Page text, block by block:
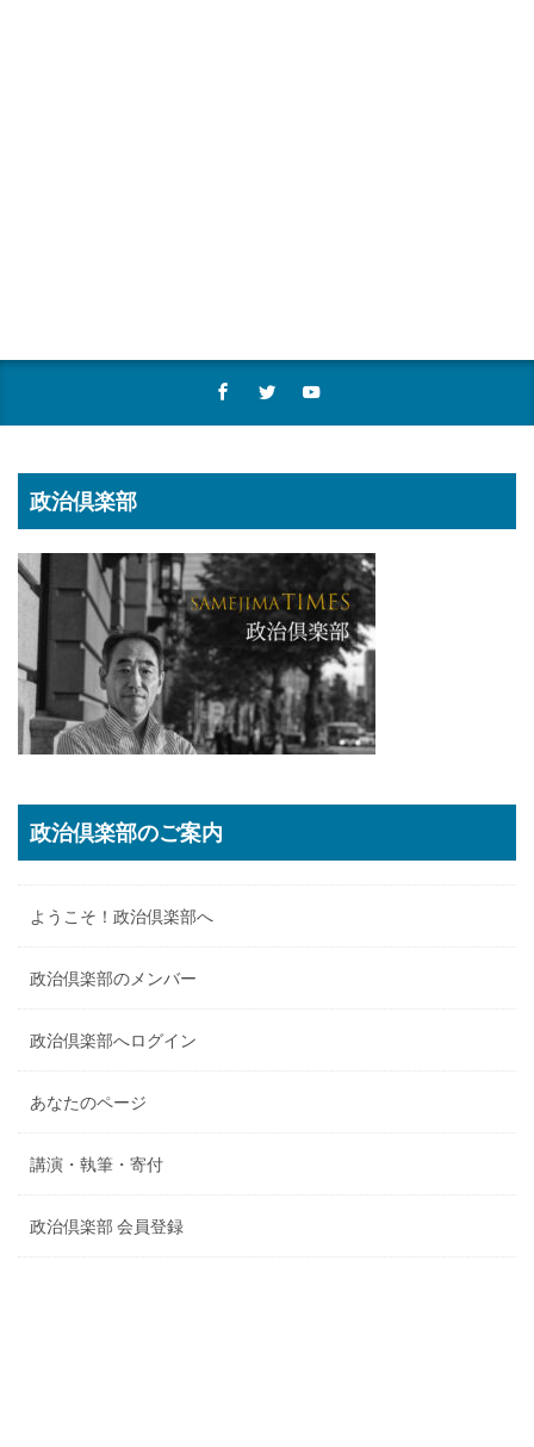
政治倶楽部
政治倶楽部のご案内
ようこそ！政治倶楽部へ
政治倶楽部のメンバー
政治倶楽部へログイン
あなたのページ
講演・執筆・寄付
政治倶楽部 会員登録